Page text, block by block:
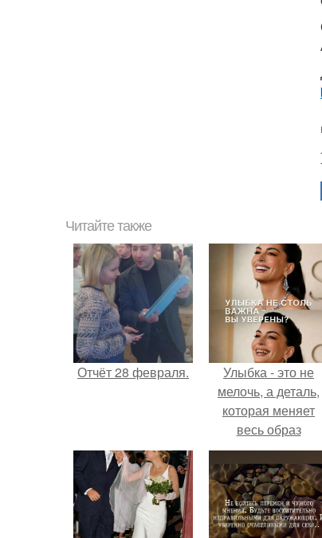
Читайте также
Отчёт 28 февраля.
Улыбка - это не
мелочь, а деталь,
которая меняет
весь образ
человека.